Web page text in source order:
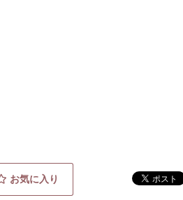
お気に入り